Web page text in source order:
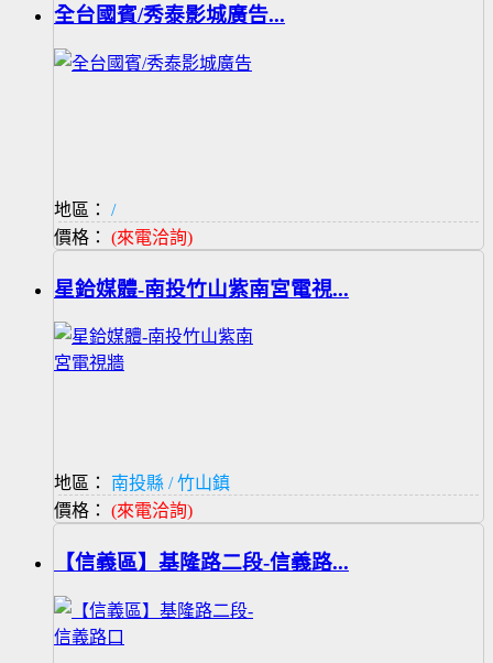
全台國賓/秀泰影城廣告...
地區：
/
價格： (來電洽詢)
星鉿媒體-南投竹山紫南宮電視...
地區：
南投縣 / 竹山鎮
價格： (來電洽詢)
【信義區】基隆路二段-信義路...